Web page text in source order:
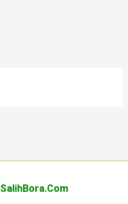
SalihBora.Com